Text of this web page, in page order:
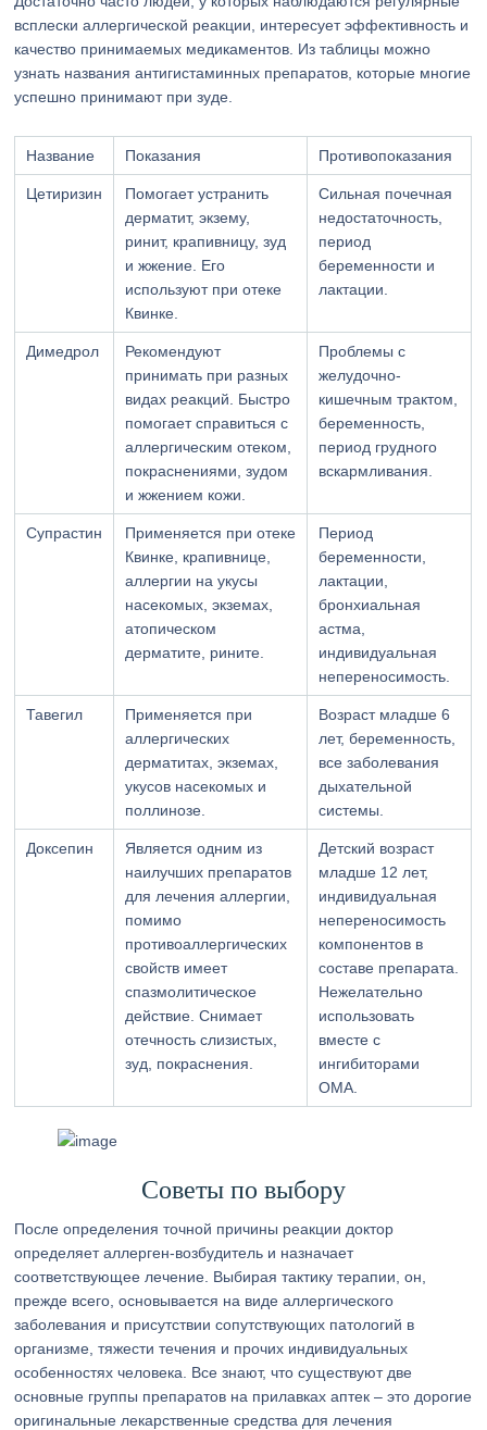
всплески аллергической реакции, интересует эффективность и
качество принимаемых медикаментов. Из таблицы можно
узнать названия антигистаминных препаратов, которые многие
успешно принимают при зуде.
Название Показания Противопоказания
Цетиризин
Помогает устранить
дерматит, экзему,
ринит, крапивницу, зуд
и жжение. Его
используют при отеке
Квинке.
Сильная почечная
недостаточность,
период
беременности и
лактации.
Димедрол
Рекомендуют
принимать при разных
видах реакций. Быстро
помогает справиться с
аллергическим отеком,
покраснениями, зудом
и жжением кожи.
Проблемы с
желудочно-
кишечным трактом,
беременность,
период грудного
вскармливания.
Супрастин
Применяется при отеке
Квинке, крапивнице,
аллергии на укусы
насекомых, экземах,
атопическом
дерматите, рините.
Период
беременности,
лактации,
бронхиальная
астма,
индивидуальная
непереносимость.
Тавегил
Применяется при
аллергических
дерматитах, экземах,
укусов насекомых и
поллинозе.
Возраст младше 6
лет, беременность,
все заболевания
дыхательной
системы.
Доксепин
Является одним из
наилучших препаратов
для лечения аллергии,
помимо
противоаллергических
свойств имеет
спазмолитическое
действие. Снимает
отечность слизистых,
зуд, покраснения.
Детский возраст
младше 12 лет,
индивидуальная
непереносимость
компонентов в
составе препарата.
Нежелательно
использовать
вместе с
ингибиторами
ОМА.
Советы по выбору
После определения точной причины реакции доктор
определяет аллерген-возбудитель и назначает
соответствующее лечение. Выбирая тактику терапии, он,
прежде всего, основывается на виде аллергического
заболевания и присутствии сопутствующих патологий в
организме, тяжести течения и прочих индивидуальных
особенностях человека. Все знают, что существуют две
основные группы препаратов на прилавках аптек – это дорогие
оригинальные лекарственные средства для лечения